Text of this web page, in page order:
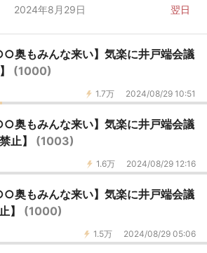
2024年8月29日 翌日
奥もみんな来い】気楽に井戸端会議
(1000)
1.7万 2024/08/29 10:51
奥もみんな来い】気楽に井戸端会議
止】 (1003)
1.6万 2024/08/29 12:16
奥もみんな来い】気楽に井戸端会議
】 (1000)
1.5万 2024/08/29 05:06